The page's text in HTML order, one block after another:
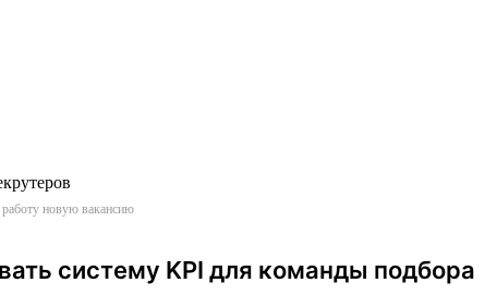
работу новую вакансию
систему KPI для команды подбора